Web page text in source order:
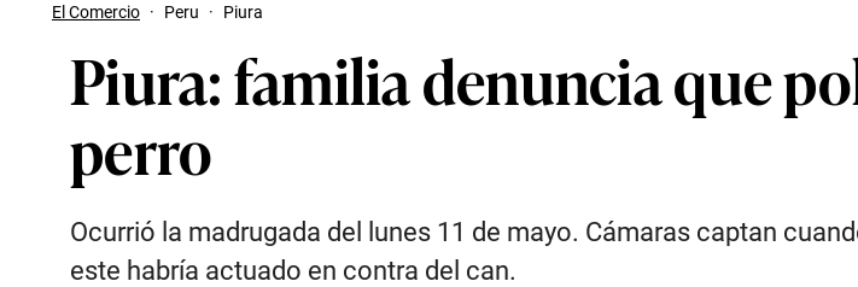
El Comercio · Peru · Piura
Piura: familia denuncia que
perro
Ocurrió la madrugada del lunes 11 de mayo. Cámaras captan
este habría actuado en contra del can.